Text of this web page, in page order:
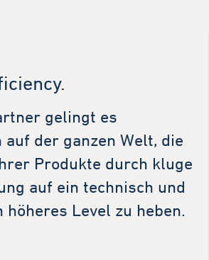
gelingt es
auf der ganzen Welt, die
Produkte durch kluge
auf ein technisch und
Level zu heben.